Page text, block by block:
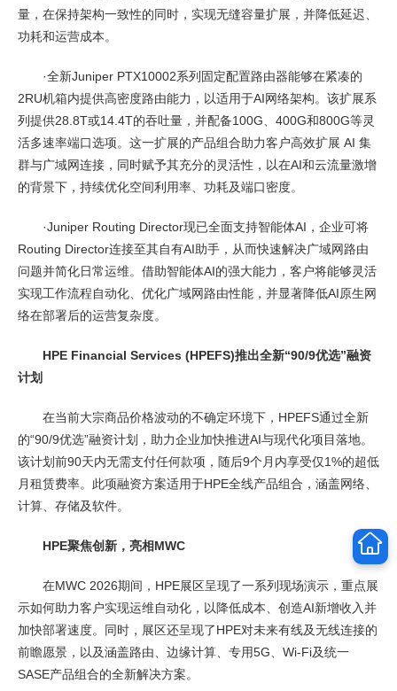
量，在保持架构一致性的同时，实现无缝容量扩展，并降低延迟、
功耗和运营成本。
·全新Juniper PTX10002系列固定配置路由器能够在紧凑的
2RU机箱内提供高密度路由能力，以适用于AI网络架构。该扩展系
列提供28.8T或14.4T的吞吐量，并配备100G、400G和800G等灵
活多速率端口选项。这一扩展的产品组合助力客户高效扩展 AI 集
群与广域网连接，同时赋予其充分的灵活性，以在AI和云流量激增
的背景下，持续优化空间利用率、功耗及端口密度。
·Juniper Routing Director现已全面支持智能体AI，企业可将
Routing Director连接至其自有AI助手，从而快速解决广域网路由
问题并简化日常运维。借助智能体AI的强大能力，客户将能够灵活
实现工作流程自动化、优化广域网路由性能，并显著降低AI原生网
络在部署后的运营复杂度。
HPE Financial Services (HPEFS)推出全新“90/9优选”融资
计划
在当前大宗商品价格波动的不确定环境下，HPEFS通过全新
的“90/9优选”融资计划，助力企业加快推进AI与现代化项目落地。
该计划前90天内无需支付任何款项，随后9个月内享受仅1%的超低
月租赁费率。此项融资方案适用于HPE全线产品组合，涵盖网络、
计算、存储及软件。
HPE聚焦创新，亮相MWC
在MWC 2026期间，HPE展区呈现了一系列现场演示，重点展
示如何助力客户实现运维自动化，以降低成本、创造AI新增收入并
加快部署速度。同时，展区还呈现了HPE对未来有线及无线连接的
前瞻愿景，以及涵盖路由、边缘计算、专用5G、Wi-Fi及统一
SASE产品组合的全新解决方案。